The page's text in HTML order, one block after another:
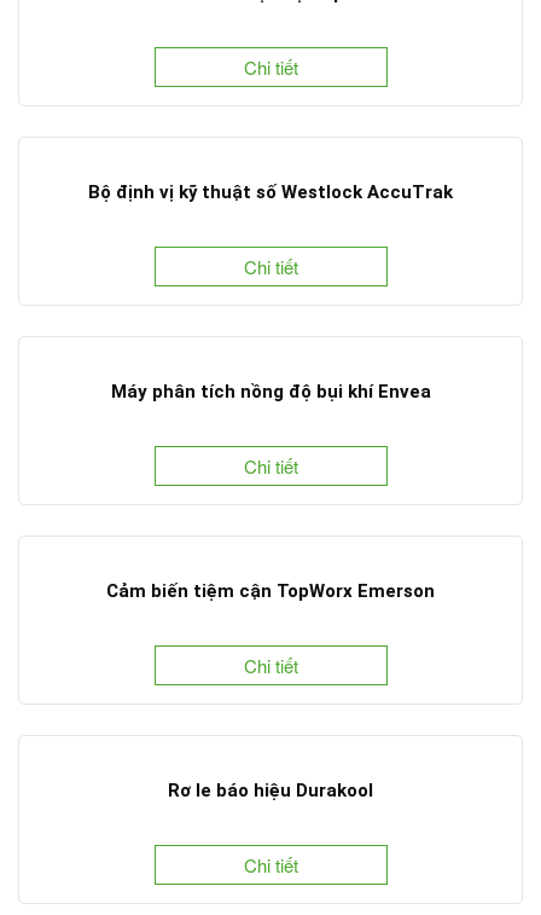
Chi tiết
Bộ định vị kỹ thuật số Westlock AccuTrak
Chi tiết
Máy phân tích nồng độ bụi khí Envea
Chi tiết
Cảm biến tiệm cận TopWorx Emerson
Chi tiết
Rơ le báo hiệu Durakool
Chi tiết